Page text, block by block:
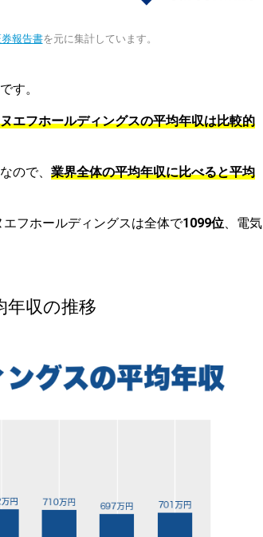
報告書を元に集計しています。
です。
エフホールディングスの平均年収は比較的
なので、 業界全体の平均年収に比べると平均
フホールディングスは全体で1099位、電気
年収の推移